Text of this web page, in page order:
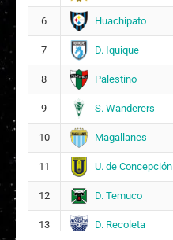
6 Huachipato
7 D. Iquique
8 Palestino
9 S. Wanderers
10 Magallanes
11 U. de Concepción
12 D. Temuco
13 D. Recoleta